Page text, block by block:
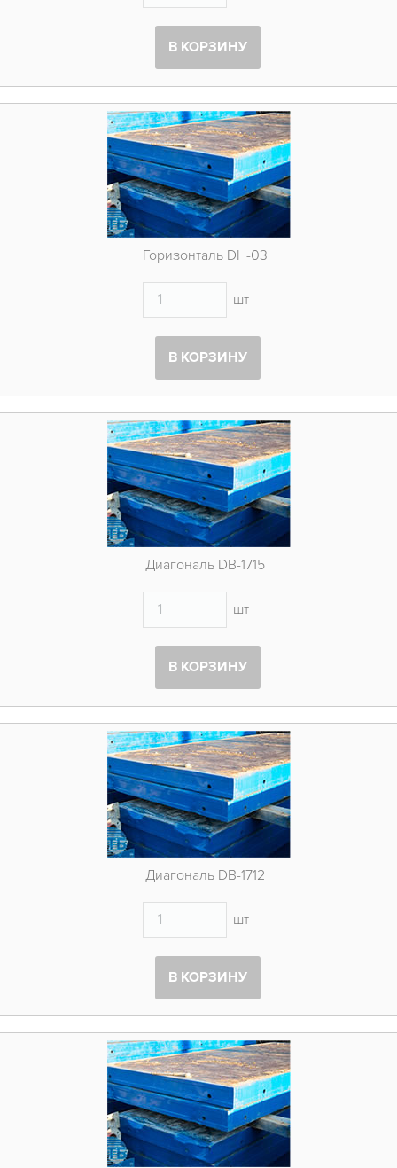
В КОРЗИНУ
Горизонталь DH-03
шт
В КОРЗИНУ
Диагональ DB-1715
шт
В КОРЗИНУ
Диагональ DB-1712
шт
В КОРЗИНУ